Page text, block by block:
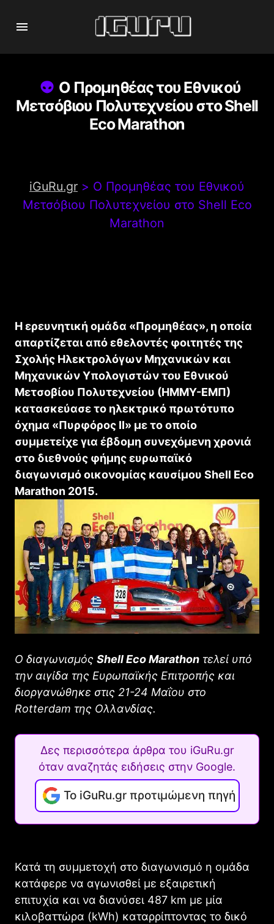
Ο Προμηθέας του Εθνικού
Μετσόβιου Πολυτεχνείου στο Shell
Eco Marathon
iGuRu.gr > Ο Προμηθέας του Εθνικού
Μετσόβιου Πολυτεχνείου στο Shell Eco
Marathon
Η ερευνητική ομάδα «Προμηθέας», η οποία
απαρτίζεται από εθελοντές φοιτητές της
Σχολής Ηλεκτρολόγων Μηχανικών και
Μηχανικών Υπολογιστών του Εθνικού
Μετσοβίου Πολυτεχνείου (ΗΜΜΥ-ΕΜΠ)
κατασκεύασε το ηλεκτρικό πρωτότυπο
όχημα «Πυρφόρος ΙΙ» με το οποίο
συμμετείχε για έβδομη συνεχόμενη χρονιά
στο διεθνούς φήμης ευρωπαϊκό
διαγωνισμό οικονομίας καυσίμου Shell Eco
Marathon 2015.
Ο διαγωνισμός Shell Eco Marathon τελεί υπό
την αιγίδα της Ευρωπαϊκής Επιτροπής και
διοργανώθηκε στις 21-24 Μαΐου στο
Rotterdam της Ολλανδίας.
Δες περισσότερα άρθρα του iGuRu.gr
όταν αναζητάς ειδήσεις στην Google.
Το iGuRu.gr προτιμώμενη πηγή
Κατά τη συμμετοχή στο διαγωνισμό η ομάδα
κατάφερε να αγωνισθεί με εξαιρετική
επιτυχία και να διανύσει 487 km με μία
κιλοβαττώρα (kWh) καταρρίπτοντας το δικό